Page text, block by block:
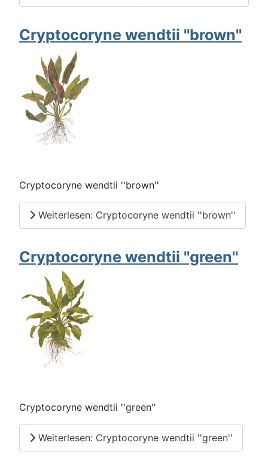
Cryptocoryne wendtii ''brown''
Cryptocoryne wendtii ''brown''
Weiterlesen: Cryptocoryne wendtii ''brown''
Cryptocoryne wendtii ''green''
Cryptocoryne wendtii ''green''
Weiterlesen: Cryptocoryne wendtii ''green''